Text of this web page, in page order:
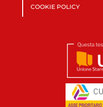
COOKIE POLICY